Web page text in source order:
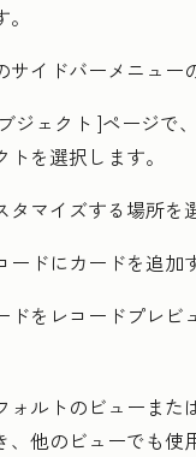
サイドバーメニュー
ジェクト ]ページで
トを選択します。
タマイズする場所を
ードにカードを追加
ドをレコードプレビ
ォルトのビューまた
、他のビューでも使